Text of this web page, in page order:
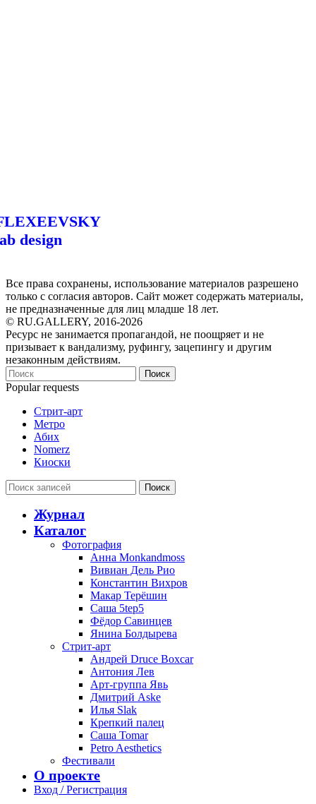
design
Все права сохранены, использование материалов разрешено
только с согласия авторов. Сайт может содержать материалы,
не предназначенные для лиц младше 18 лет.
© RU.GALLERY, 2016-2026
Ресурс не занимается пропагандой, не поощряет и не
призывает к вандализму, руфингу, зацепингу и другим
незаконным действиям.
Поиск
Popular requests
Стрит-арт
Метро
Абих
Nomerz
Киоски
Поиск
Журнал
Каталог
Фотография
Анна Monkandmoss
Вивиан Дель Рио
Константин Вихров
Макар Терёшин
Саша 5tep5
Фёдор Савинцев
Янина Болдырева
Стрит-арт
Андрей Druce Boxcar
Антония Лев
Арт-группа Явь
Дмитрий Aske
Илья Slak
Крепкий палец
Саша Tomar
Petro Aesthetics
Фестивали
О проекте
Вход / Регистрация